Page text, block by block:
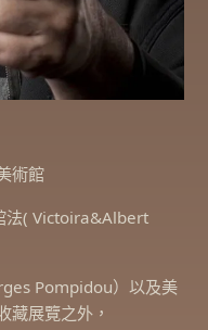
術館
法( Victoira&Albert
Pompidou）以及美
藏展覽之外，